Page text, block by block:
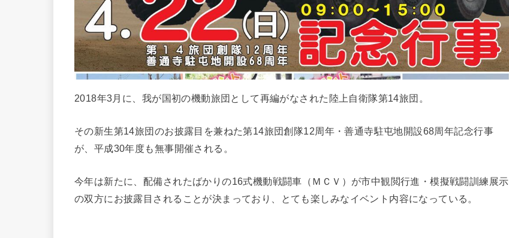
2018年3月に、我が国初の機動旅団として再編がなされた陸上自衛隊第14旅団。
その新生第14旅団のお披露目を兼ねた第14旅団創隊12周年・善通寺駐屯地開設68周年記念行事
が、平成30年度も無事開催される。
今年は新たに、配備されたばかりの16式機動戦闘車（ＭＣＶ）が市中観閲行進・模擬戦闘訓練展示
の双方にお披露目されることが決まっており、とても楽しみなイベント内容になっている。